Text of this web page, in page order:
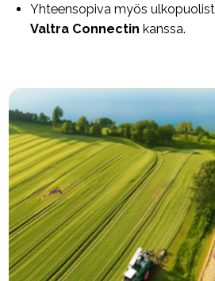
Yhteensopiva myös
Valtra Connectin kanssa.